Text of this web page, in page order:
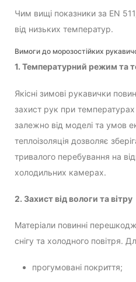
Чим вищі показники за EN
від низьких температур.
Вимоги до морозостійких
1. Температурний режим та
Якісні зимові рукавички
захист рук при
залежно від моделі та умов
теплоізоляція дозволяє
тривалого перебування на
холодильних камерах.
2. Захист від вологи та вітру
Матеріали повинні
снігу та холодного повітря.
прогумовані покриття;